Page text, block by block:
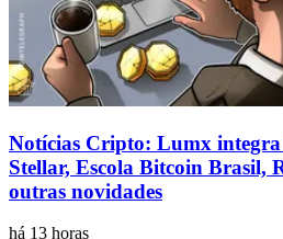
Notícias Cripto: Lumx
Stellar, Escola Bitcoin Brasil,
outras novidades
há 13 horas